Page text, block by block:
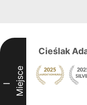
I Miejsce
Cieślak